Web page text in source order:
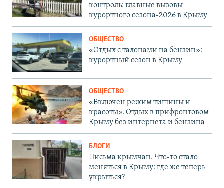
контроль: главные вызовы
курортного сезона-2026 в Крыму
ОБЩЕСТВО
«Отдых с талонами на бензин»:
курортный сезон в Крыму
ОБЩЕСТВО
«Включен режим тишины и
красоты». Отдых в прифронтовом
Крыму без интернета и бензина
БЛОГИ
Письма крымчан. Что-то стало
меняться в Крыму: где же теперь
укрыться?